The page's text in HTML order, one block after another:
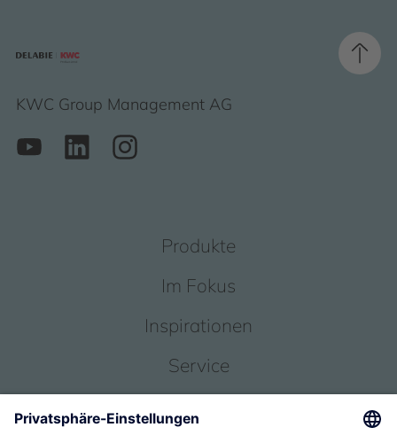
KWC Group Management AG
Produkte
Im Fokus
Inspirationen
Service